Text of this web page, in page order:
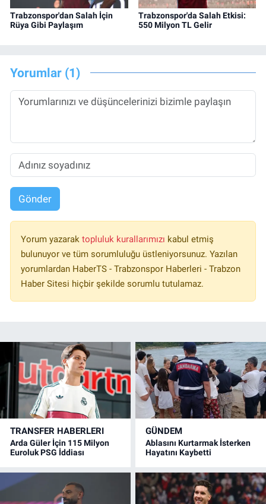
Trabzonspor'dan Salah İçin
Rüya Gibi Paylaşım
Trabzonspor'da Salah Etkisi:
550 Milyon TL Gelir
Yorumlar (1)
Gönder
Yorum yazarak topluluk kurallarımızı kabul etmiş
bulunuyor ve tüm sorumluluğu üstleniyorsunuz. Yazılan
yorumlardan HaberTS - Trabzonspor Haberleri - Trabzon
Haber Sitesi hiçbir şekilde sorumlu tutulamaz.
TRANSFER HABERLERI
Arda Güler İçin 115 Milyon
Euroluk PSG İddiası
GÜNDEM
Ablasını Kurtarmak İsterken
Hayatını Kaybetti